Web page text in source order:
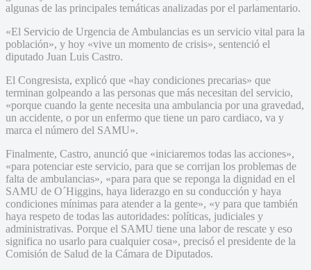
algunas de las principales temáticas analizadas por el parlamentario.
«El Servicio de Urgencia de Ambulancias es un servicio vital para la
población», y hoy «vive un momento de crisis», sentenció el
diputado Juan Luis Castro.
El Congresista, explicó que «hay condiciones precarias» que
terminan golpeando a las personas que más necesitan del servicio,
«porque cuando la gente necesita una ambulancia por una gravedad,
un accidente, o por un enfermo que tiene un paro cardiaco, va y
marca el número del SAMU».
Finalmente, Castro, anunció que «iniciaremos todas las acciones»,
«para potenciar este servicio, para que se corrijan los problemas de
falta de ambulancias», «para para que se reponga la dignidad en el
SAMU de O´Higgins, haya liderazgo en su conducción y haya
condiciones mínimas para atender a la gente», «y para que también
haya respeto de todas las autoridades: políticas, judiciales y
administrativas. Porque el SAMU tiene una labor de rescate y eso
significa no usarlo para cualquier cosa», precisó el presidente de la
Comisión de Salud de la Cámara de Diputados.